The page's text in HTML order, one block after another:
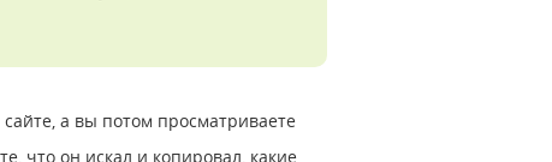
а вы потом просматриваете
что он искал и копировал, какие